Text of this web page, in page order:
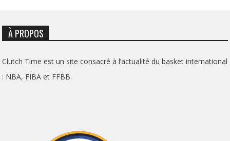
À PROPOS
Clutch Time est un site consacré à l’actualité du basket international
: NBA, FIBA et FFBB.